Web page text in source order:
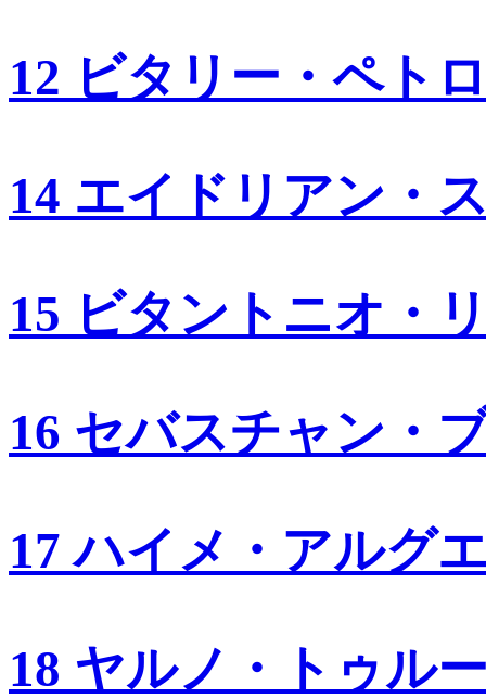
12 ビタリー・ペト
14 エイドリアン・
15 ビタントニオ・
16 セバスチャン・
17 ハイメ・アルグ
18 ヤルノ・トゥル